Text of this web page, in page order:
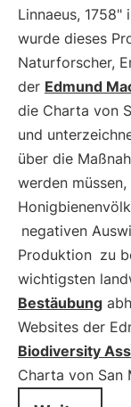
Linnaeus, 1758"
wurde dieses
Naturforscher,
der Edmund
die Charta von
und
über die
werden müssen,
negativen
Produktion zu
wichtigsten
Bestäubung
Websites der
Biodiversity
Charta von San